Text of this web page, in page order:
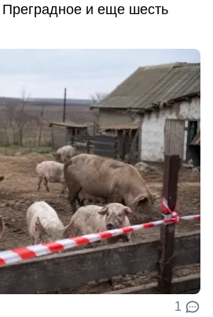
Преградное и еще шесть
1